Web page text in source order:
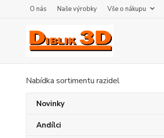
O nás Naše výrobky Vše o nákupu
Nabídka sortimentu razidel
Novinky
Andílci